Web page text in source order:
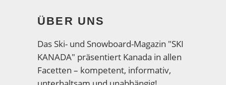
ÜBER UNS
Das Ski- und Snowboard-Magazin "SKI
KANADA" präsentiert Kanada in allen
Facetten – kompetent, informativ,